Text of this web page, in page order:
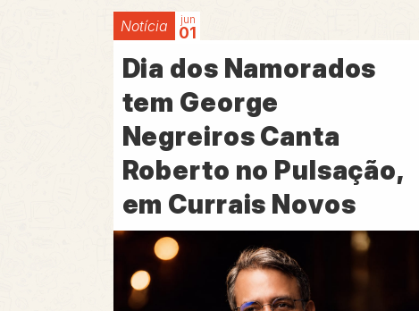
Notícia 01
jun
Dia dos Namorados
tem George
Negreiros Canta
Roberto no Pulsação,
em Currais Novos